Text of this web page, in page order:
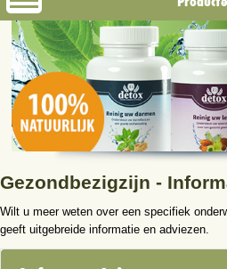
Gezondbezigzijn -
Wilt u meer weten over een specifiek
geeft uitgebreide informatie en adviezen.